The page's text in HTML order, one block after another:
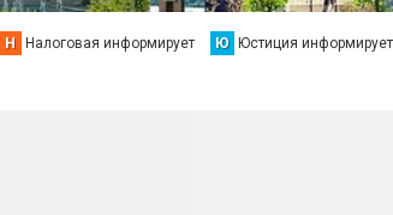
Н Налоговая информирует Ю Юстиция информирует